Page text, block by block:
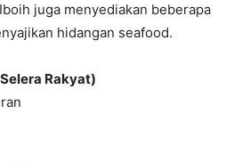
juga menyediakan beberapa
hidangan seafood.
Rakyat)